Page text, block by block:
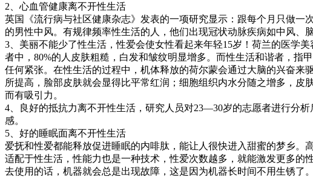
2、心血管健康离不开性生活
英国《流行病与社区健康杂志》发表的一项研究显示：跟每个月只做
的男性中风。有规律频率性生活的人，他们出现冠状动脉疾病如中风、
3、美丽不能少了性生活，性爱会使女性看起来年轻15岁！荷兰的医学
者中，80%的人皮肤粗糙，白发和皱纹明显增多。而性生活和谐者，
任何紧张。在性生活的过程中，机体释放的荷尔蒙会通过大脑的兴奋
所提高，脸部皮肤就会显得比平常红润；细胞组织内水分随之增多，
而有吸引力。
4、良好的抵抗力离不开性生活，研究人员对23—30岁的志愿者进行分
感。
5、好的睡眠面离不开性生活
爱抚和性爱都能释放促进睡眠的内啡肽，能让人很快进入甜蜜的梦乡
适配于性生活，性能力也是一种技术，性爱次数越多，就能激发更多
去使用的话，机器就会总是出现故障，这是因为机器长时间不用生锈